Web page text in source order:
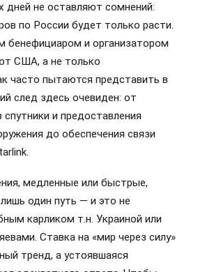
дней не оставляют сомнений:
по России будет только расти.
бенефициаром и организатором
США, а не только
часто пытаются представить в
след здесь очевиден: от
спутники и предоставления
до обеспечения связи
медленные или быстрые,
один путь — и это не
карликом т.н. Украиной или
Ставка на «мир через силу»
тренд, а устоявшаяся